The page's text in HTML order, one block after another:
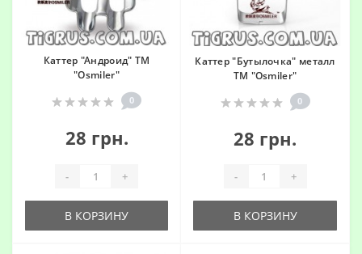
Каттер "Андроид" ТМ
"Osmiler"
0
28 грн.
- +
В КОРЗИНУ
Каттер "Бутылочка" металл
ТМ "Osmiler"
0
28 грн.
- +
В КОРЗИНУ